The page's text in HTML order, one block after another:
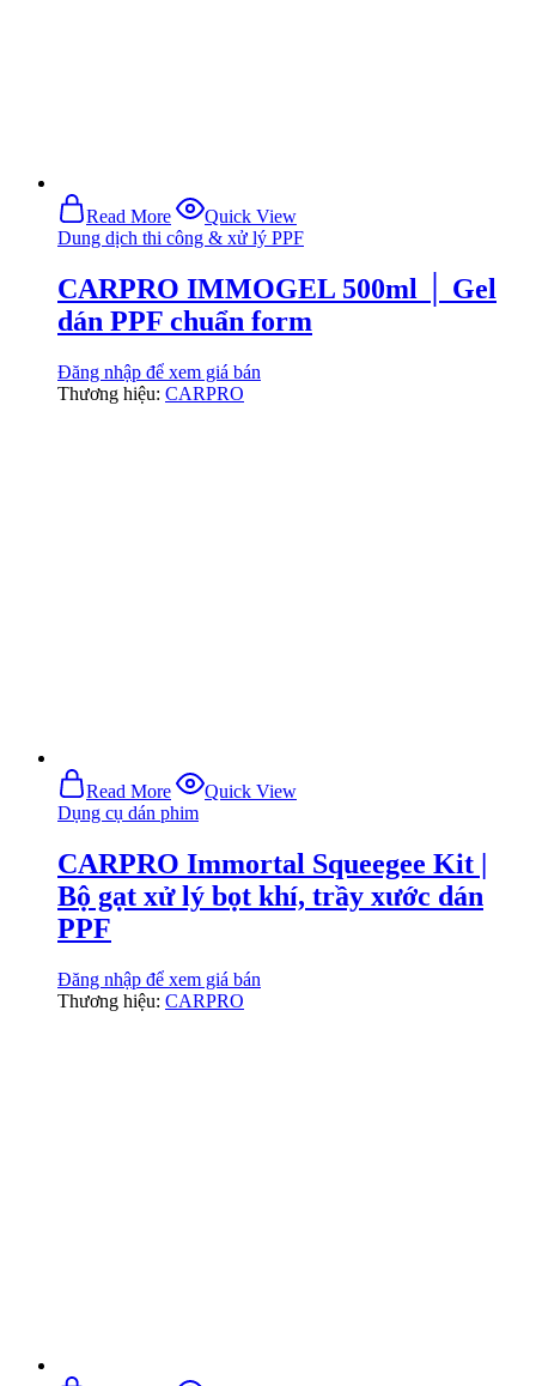
Read More
Quick View
Dung dịch thi công & xử lý PPF
CARPRO IMMOGEL 500ml │ Gel
dán PPF chuẩn form
Đăng nhập để xem giá bán
Thương hiệu: CARPRO
Read More
Quick View
Dụng cụ dán phim
CARPRO Immortal Squeegee Kit |
Bộ gạt xử lý bọt khí, trầy xước dán
PPF
Đăng nhập để xem giá bán
Thương hiệu: CARPRO